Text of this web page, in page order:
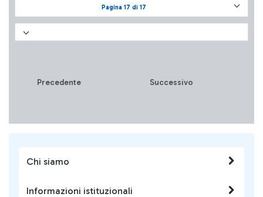
Chi siamo
Informazioni istituzionali
pubblicata sul sito della
+ Approfondisci
Pagina 17 di 17
Precedente Successivo